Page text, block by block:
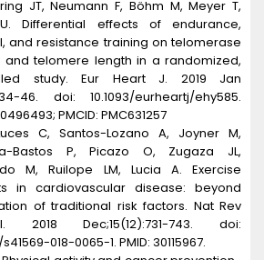
JT, Neumann F, Böhm M, Meyer T,
Differential effects of endurance,
and resistance training on telomerase
and telomere length in a randomized,
study. Eur Heart J. 2019 Jan
46. doi: 10.1093/eurheartj/ehy585.
PMCID: PMC631257
C, Santos-Lozano A, Joyner M,
Bastos P, Picazo O, Zugaza JL,
M, Ruilope LM, Lucia A. Exercise
in cardiovascular disease: beyond
of traditional risk factors. Nat Rev
2018 Dec;15(12):731-743. doi:
s41569-018-0065-1. PMID: 30115967.